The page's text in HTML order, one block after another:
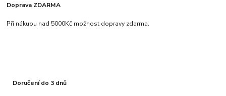
Doprava ZDARMA
Při nákupu nad 5000Kč možnost dopravy zdarma.
Doručení do 3 dnů